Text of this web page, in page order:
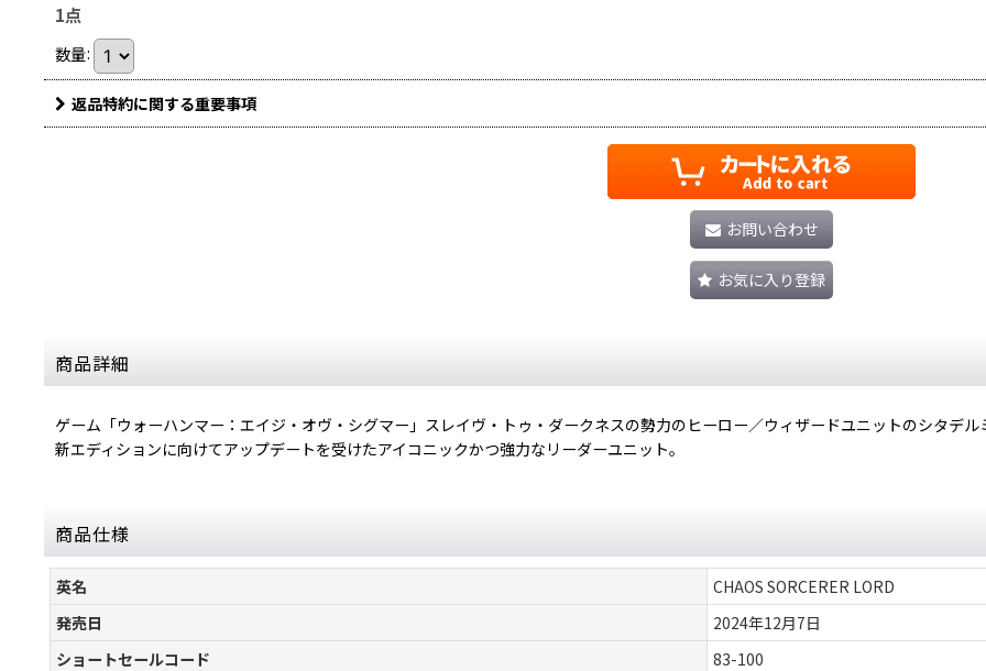
1点
数量:
返品特約に関する重要事項
お問い合わせ
お気に入り登録
商品詳細
ゲーム「ウォーハンマー：エイジ・オヴ・シグマー」スレイヴ・トゥ・ダークネスの勢力のヒーロー／ウィザードユニットのシタデル
新エディションに向けてアップデートを受けたアイコニックかつ強力なリーダーユニット。
商品仕様
英名
CHAOS SORCERER LORD
発売日
2024年12月7日
ショートセールコード
83-100